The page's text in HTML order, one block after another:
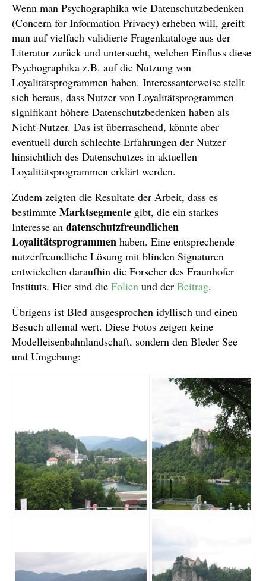
Wenn man Psychographika wie Datenschutzbedenken
(Concern for Information Privacy) erheben will, greift
man auf vielfach validierte Fragenkataloge aus der
Literatur zurück und untersucht, welchen Einfluss diese
Psychographika z.B. auf die Nutzung von
Loyalitätsprogrammen haben. Interessanterweise stellt
sich heraus, dass Nutzer von Loyalitätsprogrammen
signifikant höhere Datenschutzbedenken haben als
Nicht-Nutzer. Das ist überraschend, könnte aber
eventuell durch schlechte Erfahrungen der Nutzer
hinsichtlich des Datenschutzes in aktuellen
Loyalitätsprogrammen erklärt werden.
Zudem zeigten die Resultate der Arbeit, dass es
bestimmte Marktsegmente gibt, die ein starkes
Interesse an datenschutzfreundlichen
Loyalitätsprogrammen haben. Eine entsprechende
nutzerfreundliche Lösung mit blinden Signaturen
entwickelten daraufhin die Forscher des Fraunhofer
Instituts. Hier sind die Folien und der Beitrag.
Übrigens ist Bled ausgesprochen idyllisch und einen
Besuch allemal wert. Diese Fotos zeigen keine
Modelleisenbahnlandschaft, sondern den Bleder See
und Umgebung: